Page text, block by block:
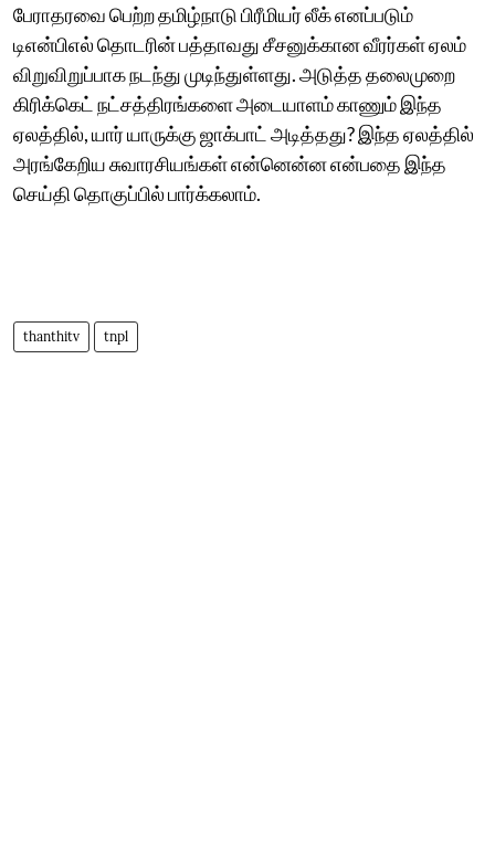
பேராதரவை பெற்ற தமிழ்நாடு பிரீமியர் லீக் எனப்படும்
டிஎன்பிஎல் தொடரின் பத்தாவது சீசனுக்கான வீரர்கள் ஏலம்
விறுவிறுப்பாக நடந்து முடிந்துள்ளது. அடுத்த தலைமுறை
கிரிக்கெட் நட்சத்திரங்களை அடையாளம் காணும் இந்த
ஏலத்தில், யார் யாருக்கு ஜாக்பாட் அடித்தது? இந்த ஏலத்தில்
அரங்கேறிய சுவாரசியங்கள் என்னென்ன என்பதை இந்த
செய்தி தொகுப்பில் பார்க்கலாம்.
thanthitv tnpl